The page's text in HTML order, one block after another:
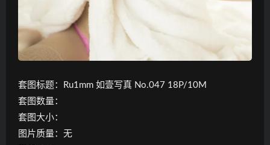
套图标题：Ru1mm 如壹写真 No.047 18P/10M
套图数量：
套图大小：
图片质量：无